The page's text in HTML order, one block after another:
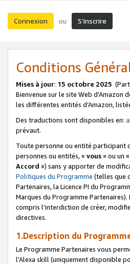
Connexion ou S’inscrire
Conditions
Mises à jour: 15 octobre 2025
Bienvenue sur le site Web d’Amazon
les différentes entités d’Amazon,
Des traductions sont disponibles en:
prévaut.
Toute personne ou entité participant
personnes ou entités, « vous» ou un «
Accord ») sans y apporter de
Politiques du Programme (telles que
Partenaires, la Licence PI du
Marques du Programme
compris l'interdiction de créer,
directives.
1.Description du
Le Programme Partenaires vous
l'Alexa skill (uniquement disponible